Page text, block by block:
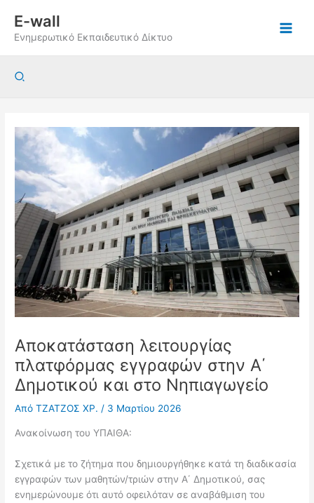
περιεχόμενο
E-wall
Ενημερωτικό Εκπαιδευτικό Δίκτυο
Αναζήτηση
Αποκατάσταση λειτουργίας
πλατφόρμας εγγραφών στην Α΄
Δημοτικού και στο Νηπιαγωγείο
ΑπόΤΖΑΤΖΟΣ ΧΡ./ 3 Μαρτίου 2026
Ανακοίνωση του ΥΠΑΙΘΑ:
Σχετικά με το ζήτημα που δημιουργήθηκε κατά τη διαδικασία
εγγραφών των μαθητών/τριών στην Α΄ Δημοτικού, σας
ενημερώνουμε ότι αυτό οφειλόταν σε αναβάθμιση του